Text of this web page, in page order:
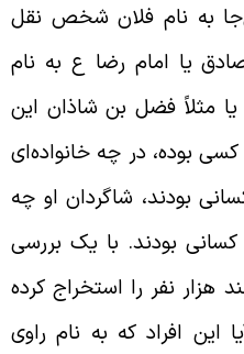
به نام فلان شخص نقل
یا امام رضا ع به نام
مثلاً فضل بن شاذان این
بوده، در چه خانواده‌ای
بودند، شاگردان او چه
بودند. با یک بررسی
نفر را استخراج کرده
افراد که به نام راوی